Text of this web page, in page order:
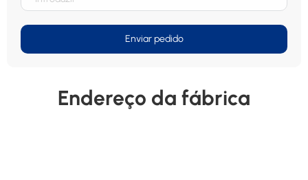
Enviar pedido
Endereço da fábrica